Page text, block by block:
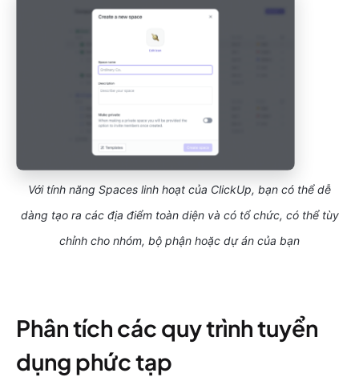
Với tính năng Spaces linh hoạt của ClickUp, bạn có thể dễ
dàng tạo ra các địa điểm toàn diện và có tổ chức, có thể tùy
chỉnh cho nhóm, bộ phận hoặc dự án của bạn
Phân tích các quy trình tuyển
dụng phức tạp